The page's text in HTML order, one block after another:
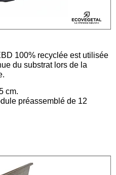
100% recyclée est utilisée
du substrat lors de la
cm.
préassemblé de 12